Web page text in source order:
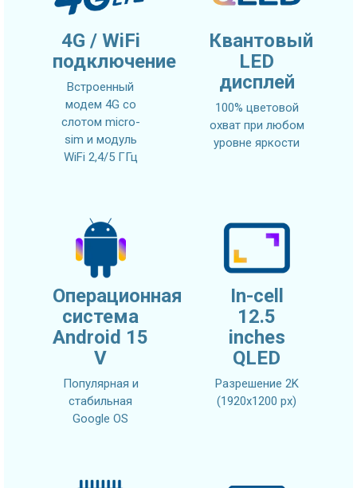
4G / WiFi
подключение
Встроенный
модем 4G со
слотом micro-
sim и модуль
WiFi 2,4/5 ГГц
Квантовый
LED
дисплей
100% цветовой
охват при любом
уровне яркости
Операционная
система
Android 15
V
Популярная и
стабильная
Google OS
In-cell
12.5
inches
QLED
Разрешение 2K
(1920x1200 px)